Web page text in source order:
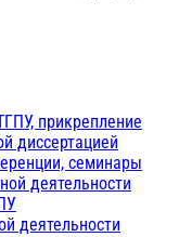
прикрепление
диссертацией
семинары
деятельности
деятельности